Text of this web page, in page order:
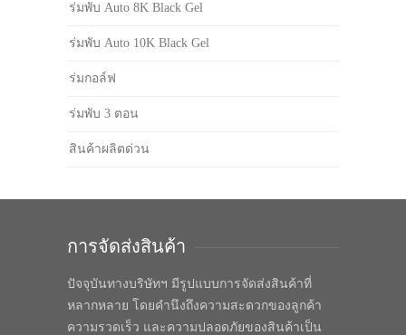
ร่มพับ Auto 8K Black Gel
ร่มพับ Auto 10K Black Gel
ร่มกอล์ฟ
ร่มพับ 3 ตอน
สินค้าผลิตด่วน
การจัดส่งสินค้า
ปัจจุบันทางบริษัทฯ มีรูปแบบการจัดส่งสินค้าที่
หลากหลาย โดยคำนึงถึงความสะดวกของลูกค้า
ความรวดเร็ว และความปลอดภัยของสินค้าเป็น